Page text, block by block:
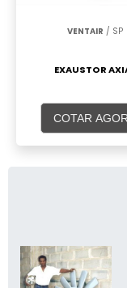
VENTAIR / SP
EXAUSTOR
COTAR